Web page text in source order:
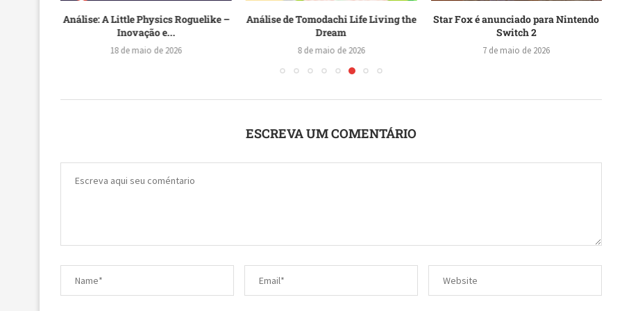
Análise: A Little Physics Roguelike –
Inovação e...
18 de maio de 2026
Análise de Tomodachi Life Living the
Dream
8 de maio de 2026
Star Fox é anunciado para Nintendo
Switch 2
7 de maio de 2026
ESCREVA UM COMENTÁRIO